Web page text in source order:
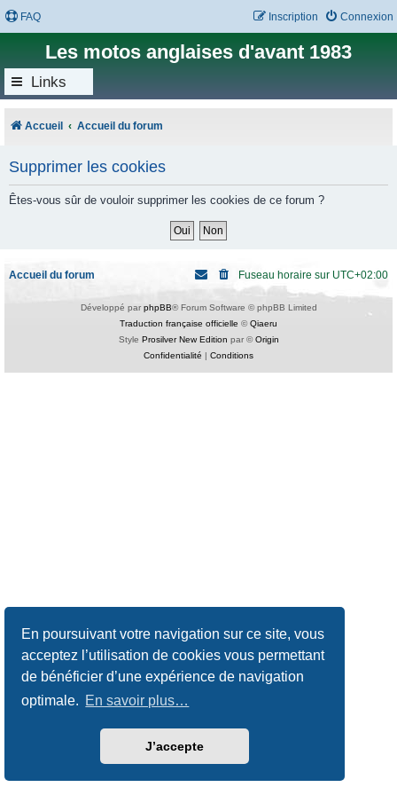
En poursuivant votre navigation sur ce site, vous
acceptez l’utilisation de cookies vous permettant
de bénéficier d’une expérience de navigation
optimale. En savoir plus…
J’accepte
FAQ Connexion
Inscription
Les motos anglaises d'avant 1983
Links
Accueil Accueil du forum
Supprimer les cookies
Êtes-vous sûr de vouloir supprimer les cookies de ce forum ?
Accueil du forum Fuseau horaire sur UTC+02:00
Développé par phpBB® Forum Software © phpBB Limited
Traduction française officielle ©Qiaeru
Style Prosilver New Edition par ©Origin
Confidentialité | Conditions